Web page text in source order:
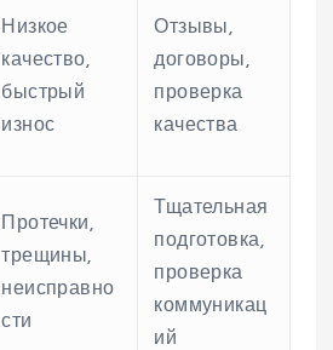
Низкое
качество,
быстрый
износ
Отзывы,
договоры,
проверка
качества
Протечки,
трещины,
неисправно
сти
Тщательная
подготовка,
проверка
коммуникац
ий